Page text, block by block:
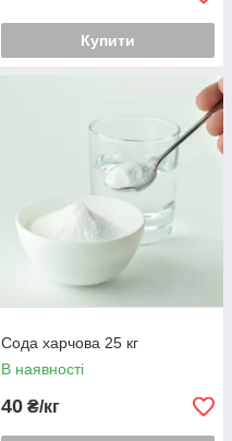
Купити
Сода харчова 25 кг
В наявності
40 ₴/кг